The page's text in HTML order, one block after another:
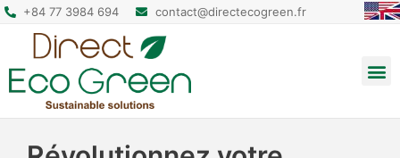
+84 77 3984 694 contact@directecogreen.fr